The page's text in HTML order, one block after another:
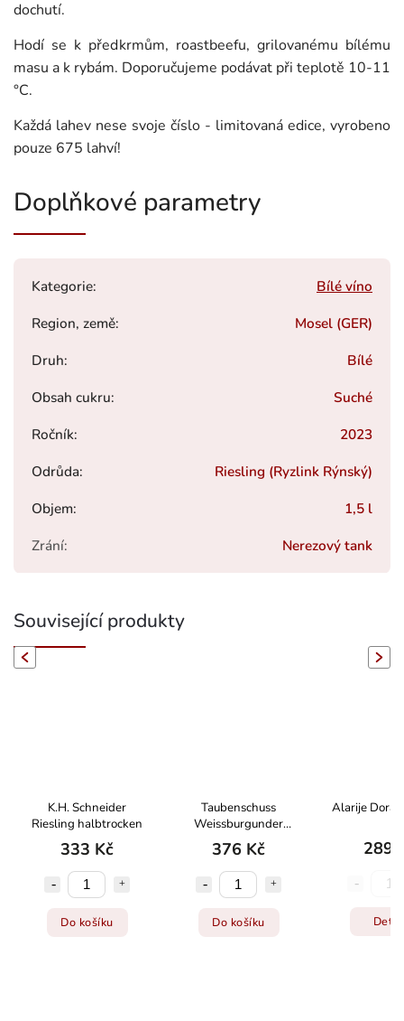
dochutí.
Hodí se k předkrmům, roastbeefu, grilovanému bílému
masu a k rybám. Doporučujeme podávat při teplotě 10-11
°C.
Každá lahev nese svoje číslo - limitovaná edice, vyrobeno
pouze 675 lahví!
Doplňkové parametry
Kategorie:
Bílé víno
Region, země:
Mosel (GER)
Druh:
Bílé
Obsah cukru:
Suché
Ročník:
2023
Odrůda:
Riesling (Ryzlink Rýnský)
Objem:
1,5 l
Zrání: Nerezový tank
Související produkty
K.H. Schneider
Riesling halbtrocken
333 Kč
Do košíku
Taubenschuss
Weissburgunder
Classic
376 Kč
Do košíku
Alarije
289
Next